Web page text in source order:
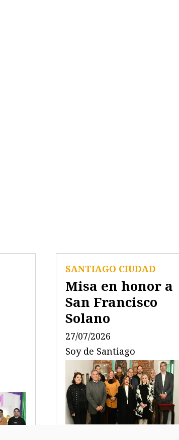
Misa en honor a
San Francisco
Solano
Soy de Santiago
SANTIAGO CIUDAD
27/07/2026